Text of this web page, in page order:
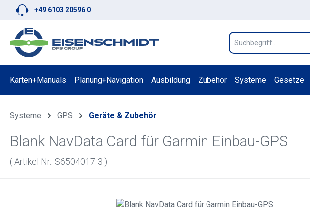
Hauptinhalt springen
Zur Suche springen
Zur Hauptnavigation springen
+49 6103 20596 0
Karten+Manuals Planung+Navigation Ausbildung Zubehör Systeme Gesetze
Systeme GPS Geräte & Zubehör
Blank NavData Card für Garmin Einbau-GPS
( Artikel Nr.: S6504017-3 )